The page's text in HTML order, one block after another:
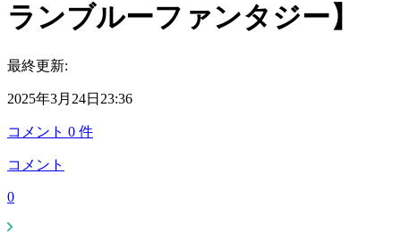
ランブルーファンタジー】
最終更新:
2025年3月24日23:36
コメント 0 件
コメント
0